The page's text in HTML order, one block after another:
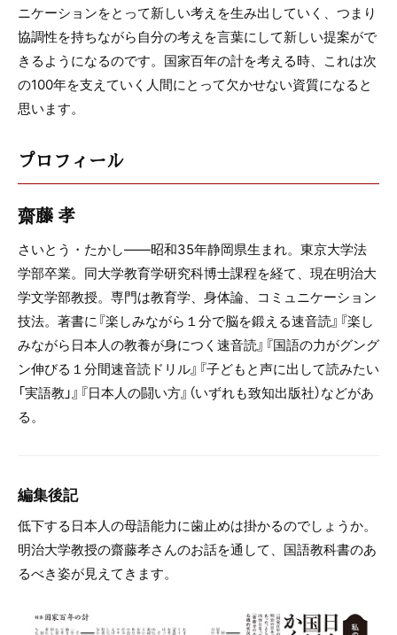
ニケーションをとって新しい考えを生み出していく、つまり
協調性を持ちながら自分の考えを言葉にして新しい提案がで
きるようになるのです。国家百年の計を考える時、これは次
の100年を支えていく人間にとって欠かせない資質になると
思います。
プロフィール
齋藤 孝
さいとう・たかし――昭和35年静岡県生まれ。東京大学法
学部卒業。同大学教育学研究科博士課程を経て、現在明治大
学文学部教授。専門は教育学、身体論、コミュニケーション
技法。著書に『楽しみながら１分で脳を鍛える速音読』『楽し
みながら日本人の教養が身につく速音読』『国語の力がグング
ン伸びる１分間速音読ドリル』『子どもと声に出して読みたい
「実語教」』『日本人の闘い方』（いずれも致知出版社）などがあ
る。
編集後記
低下する日本人の母語能力に歯止めは掛かるのでしょうか。
明治大学教授の齋藤孝さんのお話を通して、国語教科書のあ
るべき姿が見えてきます。